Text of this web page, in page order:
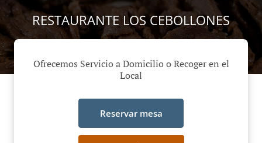
RESTAURANTE LOS CEBOLLONES
Ofrecemos Servicio a Domicilio o Recoger en el
Local
Reservar mesa